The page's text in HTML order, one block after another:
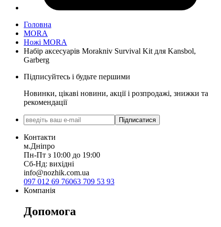
Головна
MORA
Ножі MORA
Набір аксесуарів Morakniv Survival Kit для Kansbol,
Garberg
Підписуйтесь і будьте першими
Новинки, цікаві новини, акції і розпродажі, знижки та
рекомендації
Підписатися
Контакти
м.Дніпро
Пн-Пт з 10:00 до 19:00
Сб-Нд: вихідні
info@nozhik.com.ua
097 012 69 76063 709 53 93
Компанія
Допомога